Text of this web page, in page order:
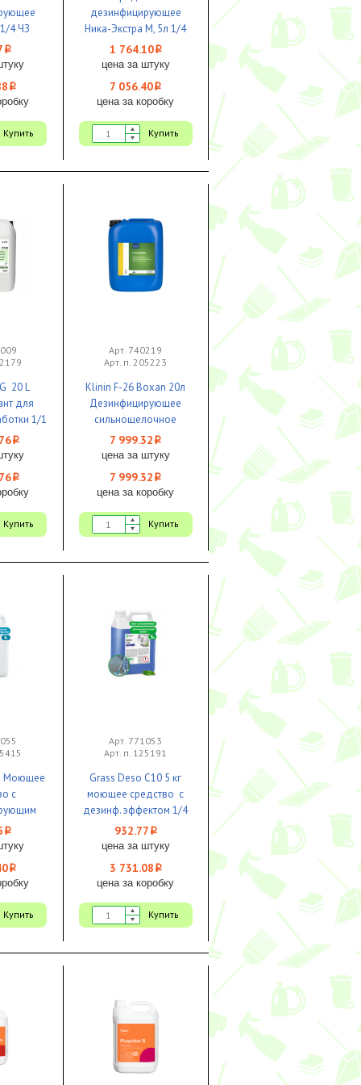
4 ЧЗ
i
i
Купить
дезинфицирующее
Ника-Экстра М, 5л 1/4
ЧЗ
1 764.10i
цена за штуку
7 056.40i
цена за коробку
Купить
20 L
для
1/1
i
i
Купить
Арт. 740219
Арт. п. 205223
Klinin F-26 Boxan 20л
Дезинфицирующее
сильнощелочное
средство для мойки
транспортной тары 1/1
7 999.32 i
цена за штуку
7 999.32 i
цена за коробку
Купить
Моющее
с
4 ЧЗ
i
i
Купить
Арт. 771053
Арт. п. 125191
Grass Deso C10 5 кг
моющее средство с
дезинф. эффектом 1/4
ЧЗ
932.77 i
цена за штуку
3 731.08 i
цена за коробку
Купить